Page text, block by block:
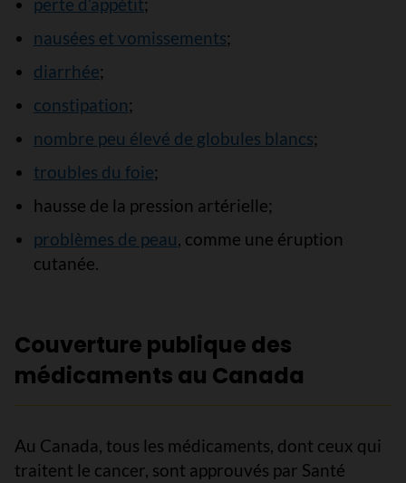
nausées et vomissements;
diarrhée;
constipation;
nombre peu élevé de globules blancs;
troubles du foie;
hausse de la pression artérielle;
problèmes de peau, comme une éruption
cutanée.
Couverture publique des
médicaments au Canada
Au Canada, tous les médicaments, dont ceux qui
traitent le cancer, sont approuvés par Santé